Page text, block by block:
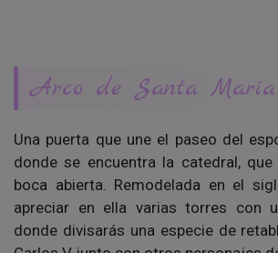
Arco de Santa María
Una puerta que une el paseo del
donde se encuentra la catedral,
boca abierta. Remodelada en el
apreciar en ella varias torres con
donde divisarás una especie de